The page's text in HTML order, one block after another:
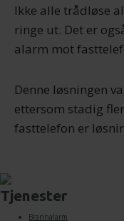
Ikke alle trådløse
ringe ut. Det er
alarm mot
Denne løsningen
ettersom stadig
fasttelefon er
Tjenester
Brannalarm